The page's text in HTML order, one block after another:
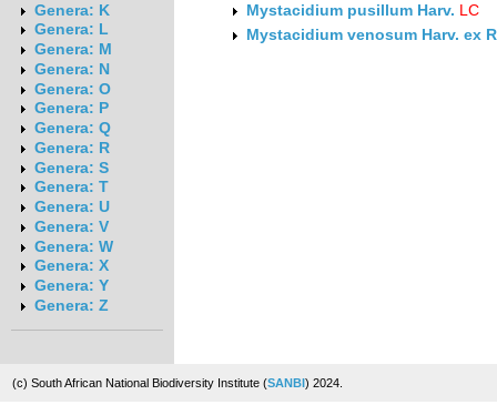
Genera: K
Genera: L
Genera: M
Genera: N
Genera: O
Genera: P
Genera: Q
Genera: R
Genera: S
Genera: T
Genera: U
Genera: V
Genera: W
Genera: X
Genera: Y
Genera: Z
Mystacidium pusillum Harv. LC
Mystacidium venosum Harv. ex
(c) South African National Biodiversity Institute (SANBI) 2024.